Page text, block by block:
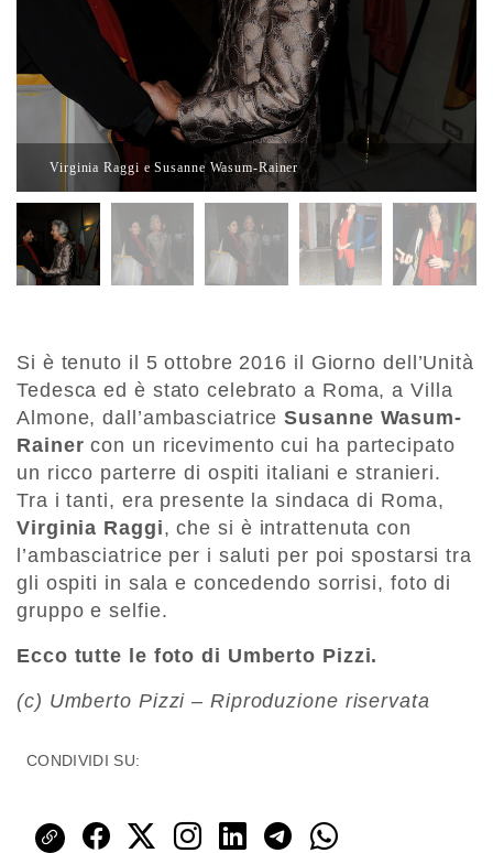
Virginia Raggi e Susanne Wasum-Rainer
Si è tenuto il 5 ottobre 2016 il Giorno dell’Unità
Tedesca ed è stato celebrato a Roma, a Villa
Almone, dall’ambasciatriceSusanne Wasum-
Rainer con un ricevimento cui ha partecipato
un ricco parterre di ospiti italiani e stranieri.
Tra i tanti, era presente la sindaca di Roma,
Virginia Raggi, che si è intrattenuta con
l’ambasciatrice per i saluti per poi spostarsi tra
gli ospiti in sala e concedendo sorrisi, foto di
gruppo e selfie.
Ecco tutte le foto di Umberto Pizzi.
(c) Umberto Pizzi – Riproduzione riservata
CONDIVIDI SU: